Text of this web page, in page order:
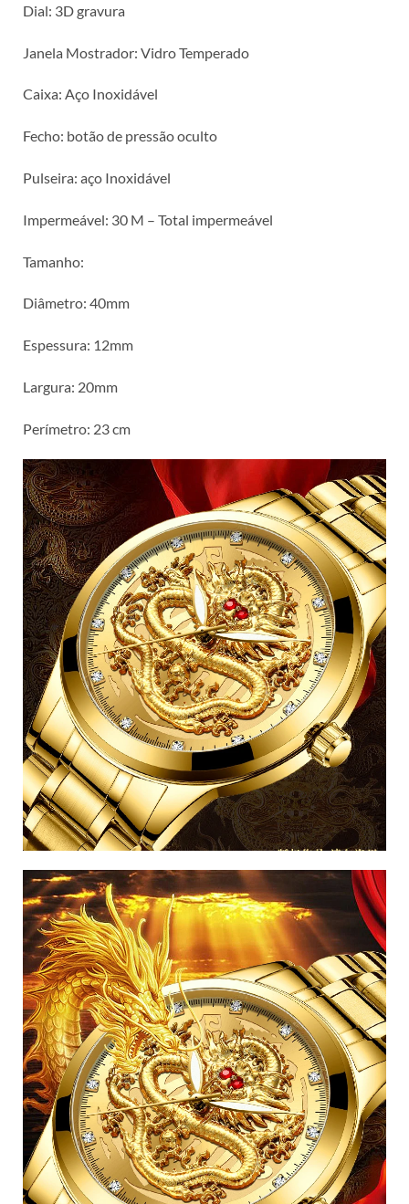
Dial: 3D gravura
Janela Mostrador: Vidro Temperado
Caixa: Aço Inoxidável
Fecho: botão de pressão oculto
Pulseira: aço Inoxidável
Impermeável: 30 M – Total impermeável
Tamanho:
Diâmetro: 40mm
Espessura: 12mm
Largura: 20mm
Perímetro: 23 cm